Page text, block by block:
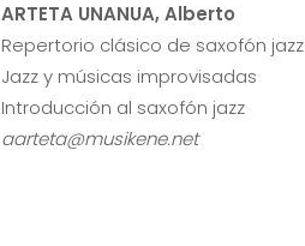
ARTETA UNANUA, Alberto
Repertorio clásico de saxofón jazz
Jazz y músicas improvisadas
Introducción al saxofón jazz
aarteta@musikene.net